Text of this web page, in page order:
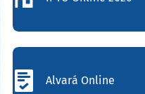
Alvará Online